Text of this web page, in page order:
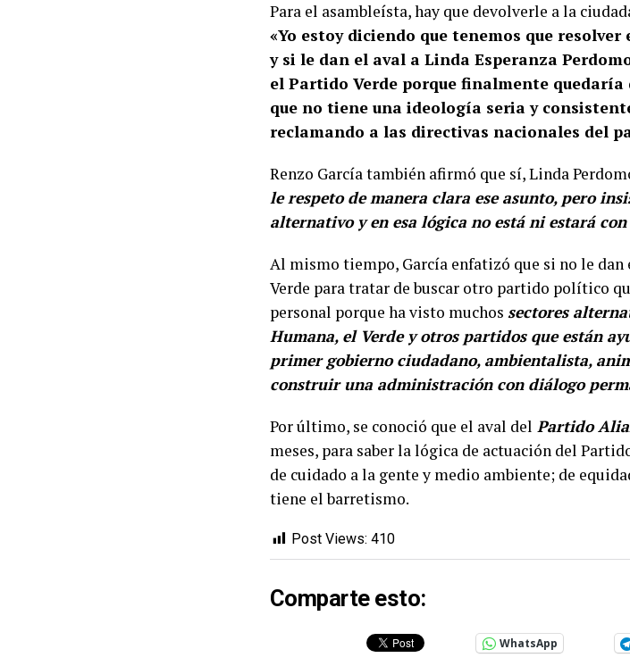
Para el asambleísta, hay que devolverle a la
«Yo estoy diciendo que tenemos que
y si le dan el aval a Linda Esperanza
el Partido Verde porque finalmente
que no tiene una ideología seria y
reclamando a las directivas nacionales del
Renzo García también afirmó que sí, Linda
le respeto de manera clara ese asunto, pero
alternativo y en esa lógica no está ni estará
Al mismo tiempo, García enfatizó que si no le
Verde para tratar de buscar otro partido político
personal porque ha visto muchos sectores
Humana, el Verde y otros partidos que están
primer gobierno ciudadano, ambientalista,
construir una administración con diálogo
Por último, se conoció que el aval del Partido
meses, para saber la lógica de actuación del
de cuidado a la gente y medio ambiente; de
tiene el barretismo.
Post Views: 410
Comparte esto:
WhatsApp